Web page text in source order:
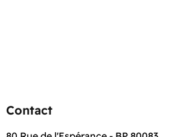
Contact